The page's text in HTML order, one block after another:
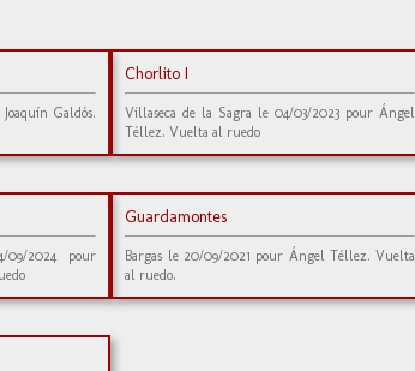
Galdós.
Chorlito I
Villaseca de la Sagra le 04/03/2023 pour Ángel
Téllez. Vuelta al ruedo
2024 pour
Guardamontes
Bargas le 20/09/2021 pour Ángel Téllez. Vuelta
al ruedo.